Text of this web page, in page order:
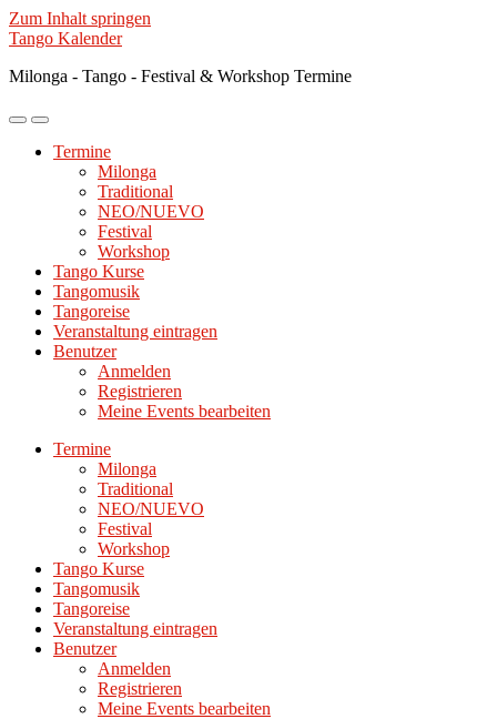
Zum Inhalt springen
Tango Kalender
Milonga - Tango - Festival & Workshop Termine
Mobile-
ein-/ausblenden
Suchfeld
ein-/ausblenden
Termine
Milonga
Traditional
NEO/NUEVO
Festival
Workshop
Tango Kurse
Tangomusik
Tangoreise
Veranstaltung eintragen
Benutzer
Anmelden
Registrieren
Meine Events bearbeiten
Termine
Milonga
Traditional
NEO/NUEVO
Festival
Workshop
Tango Kurse
Tangomusik
Tangoreise
Veranstaltung eintragen
Benutzer
Anmelden
Registrieren
Meine Events bearbeiten